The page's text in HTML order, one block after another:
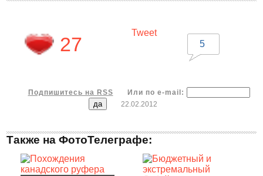
27
Tweet
5
Подпишитесь на RSS
Или по e-mail:
22.02.2012
Также на ФотоТелеграфе: